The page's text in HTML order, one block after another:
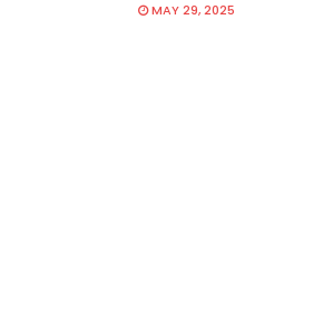
MAY 29, 2025